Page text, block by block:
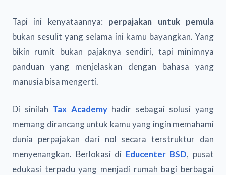
Tapi ini kenyataannya: perpajakan untuk pemula
bukan sesulit yang selama ini kamu bayangkan. Yang
bikin rumit bukan pajaknya sendiri, tapi minimnya
panduan yang menjelaskan dengan bahasa yang
manusia bisa mengerti.
Di sinilah Tax Academyhadir sebagai solusi yang
memang dirancang untuk kamu yang ingin memahami
dunia perpajakan dari nol secara terstruktur dan
menyenangkan. Berlokasi di Educenter BSD, pusat
edukasi terpadu yang menjadi rumah bagi berbagai